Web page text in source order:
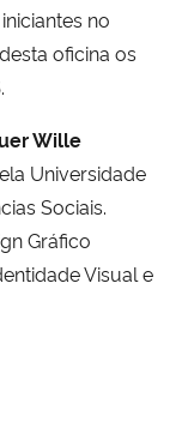
no
oficina os
.
Wille
Universidade
Sociais.
Gráfico
Visual e